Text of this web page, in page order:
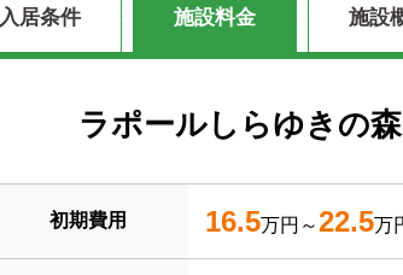
入居条件 施設料金 施設
ラポールしらゆきの
初期費用 16.5万円～22.5万